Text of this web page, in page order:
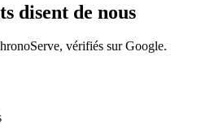
disent de nous
vérifiés sur Google.